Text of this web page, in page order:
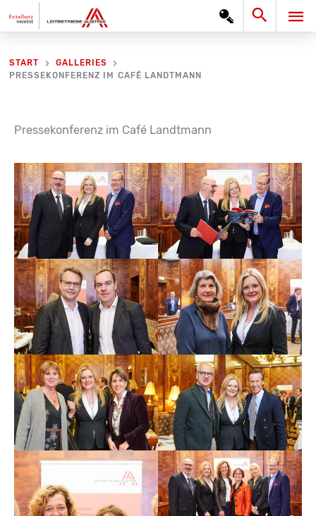
Inhalt
Search
START
GALLERIES
PRESSEKONFERENZ IM CAFÉ LANDTMANN
Pressekonferenz im Café Landtmann